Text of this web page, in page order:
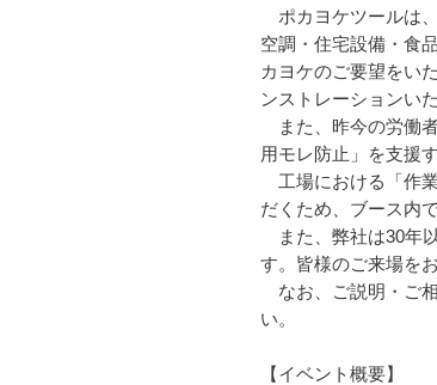
ポカヨケツールは
空調・住宅設備・食
カヨケのご要望をい
ンストレーションい
また、昨今の労働
用モレ防止」を支援
工場における「作
だくため、ブース内
また、弊社は30年
す。皆様のご来場を
なお、ご説明・ご
い。
【イベント概要】